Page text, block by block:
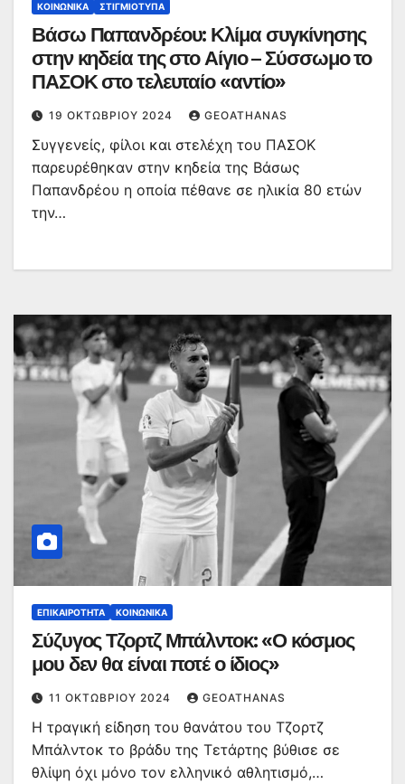
ΚΟΙΝΩΝΙΚΆ ΣΤΙΓΜΙΌΤΥΠΑ
Βάσω Παπανδρέου: Κλίμα συγκίνησης
στην κηδεία της στο Αίγιο – Σύσσωμο το
ΠΑΣΟΚ στο τελευταίο «αντίο»
19 ΟΚΤΩΒΡΊΟΥ 2024 GEOATHANAS
Συγγενείς, φίλοι και στελέχη του ΠΑΣΟΚ
παρευρέθηκαν στην κηδεία της Βάσως
Παπανδρέου η οποία πέθανε σε ηλικία 80 ετών
την…
ΕΠΙΚΑΙΡΌΤΗΤΑ ΚΟΙΝΩΝΙΚΆ
Σύζυγος Τζορτζ Μπάλντοκ: «Ο κόσμος
μου δεν θα είναι ποτέ ο ίδιος»
11 ΟΚΤΩΒΡΊΟΥ 2024 GEOATHANAS
Η τραγική είδηση του θανάτου του Τζορτζ
Μπάλντοκ το βράδυ της Τετάρτης βύθισε σε
θλίψη όχι μόνο τον ελληνικό αθλητισμό,…